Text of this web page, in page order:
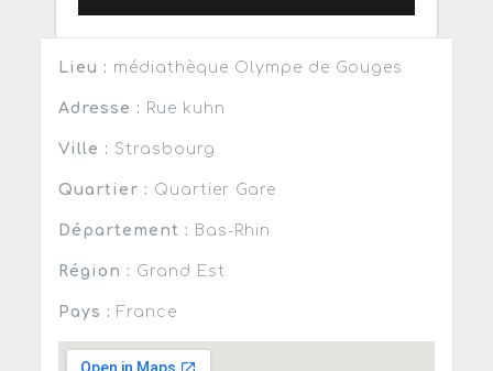
Lieu : médiathèque Olympe de Gouges
Adresse : Rue kuhn
Ville : Strasbourg
Quartier : Quartier Gare
Département : Bas-Rhin
Région : Grand Est
Pays : France